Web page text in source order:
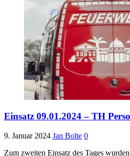
Einsatz 09.01.2024 – TH
9. Januar 2024 Jan Bolte 0
Zum zweiten Einsatz des Tages